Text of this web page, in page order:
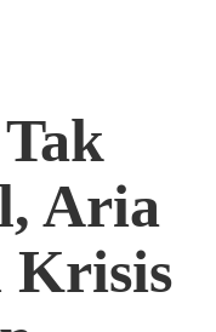
Aria
Krisis